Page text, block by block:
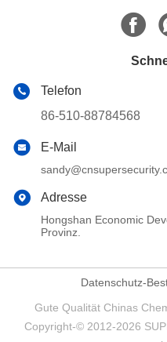
Telefon
86-510-88784568
E-Mail
Adresse
Hongshan Economic
Provinz.
Datenschutz-
Gute Qualität Chinas
Copyright-© 2012-2026